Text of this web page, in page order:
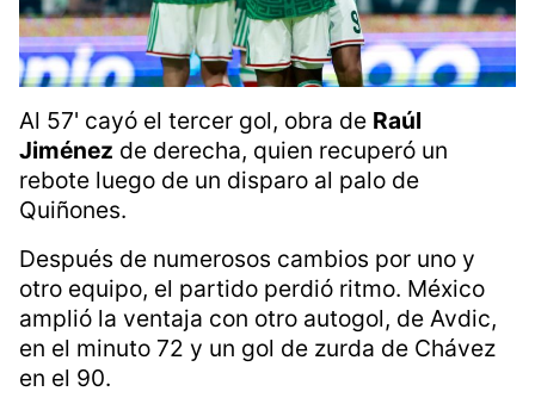
Al 57' cayó el tercer gol, obra de Raúl
Jiménez de derecha, quien recuperó un
rebote luego de un disparo al palo de
Quiñones.
Después de numerosos cambios por uno y
otro equipo, el partido perdió ritmo. México
amplió la ventaja con otro autogol, de Avdic,
en el minuto 72 y un gol de zurda de Chávez
en el 90.